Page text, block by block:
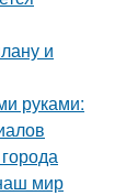
и
руками:
мир